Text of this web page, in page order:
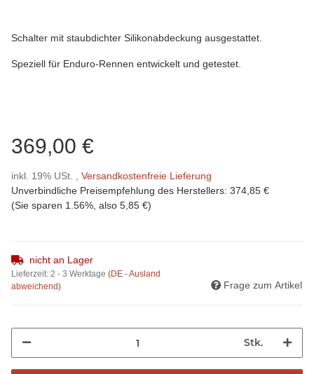
Schalter mit staubdichter Silikonabdeckung ausgestattet.
Speziell für Enduro-Rennen entwickelt und getestet.
369,00 €
inkl. 19% USt. , Versandkostenfreie Lieferung
Unverbindliche Preisempfehlung des Herstellers: 374,85 €
(Sie sparen 1.56% , also 5,85 €)
nicht an Lager
Lieferzeit: 2 - 3 Werktage (DE - Ausland
abweichend)
Frage zum Artikel
Stk.